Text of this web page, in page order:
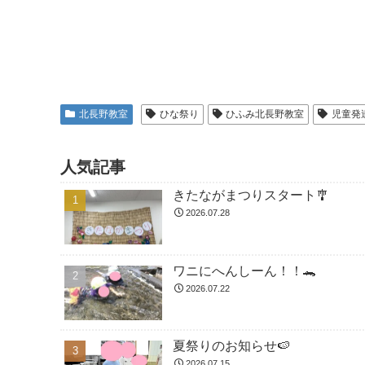
北長野教室 ひな祭り ひふみ北長野教室 児童発
人気記事
きたながまつりスタート🎐
2026.07.28
ワニにへんしーん！！🐊
2026.07.22
夏祭りのお知らせ🍉